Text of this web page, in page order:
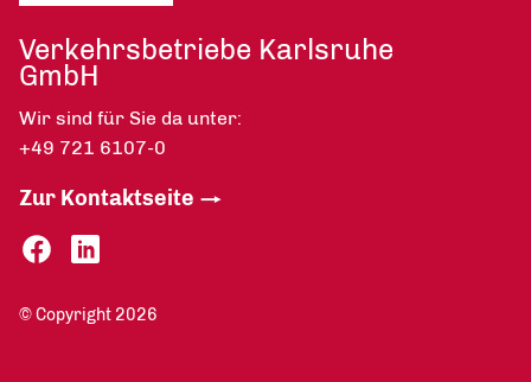
Verkehrsbetriebe Karlsruhe
GmbH
Wir sind für Sie da unter:
+49 721 6107-0
Zur Kontaktseite
© Copyright 2026